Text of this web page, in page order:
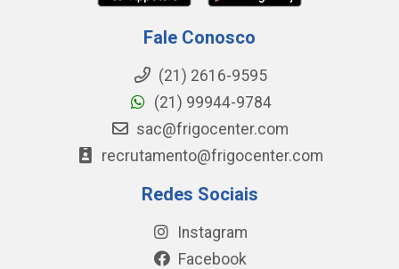
Fale Conosco
(21) 2616-9595
(21) 99944-9784
sac@frigocenter.com
recrutamento@frigocenter.com
Redes Sociais
Instagram
Facebook